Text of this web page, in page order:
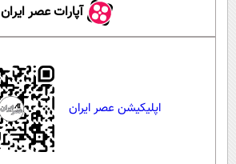
آپارات عصر ایران
اپلیکیشن عصر ایران